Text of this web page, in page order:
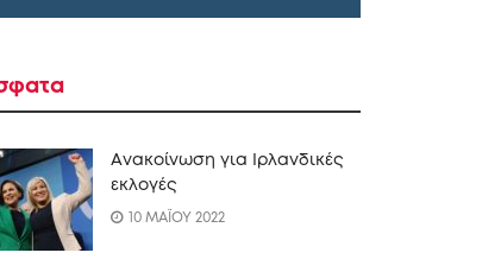
Ανακοίνωση για Ιρλανδικές
εκλογές
10 ΜΑΪΟΥ 2022